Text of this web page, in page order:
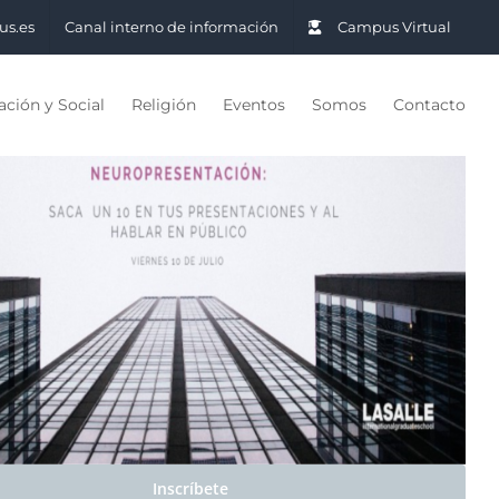
Canal interno de información Campus Virtual
y Social Religión Eventos Somos Contacto
Inscríbete